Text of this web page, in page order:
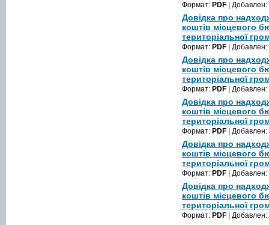
Формат: PDF | Добавлен:
Довідка про
коштів місцевого
територіальної
Формат: PDF | Добавлен:
Довідка про
коштів місцевого
територіальної
Формат: PDF | Добавлен:
Довідка про
коштів місцевого
територіальної
Формат: PDF | Добавлен:
Довідка про
коштів місцевого
територіальної
Формат: PDF | Добавлен:
Довідка про
коштів місцевого
територіальної
Формат: PDF | Добавлен: